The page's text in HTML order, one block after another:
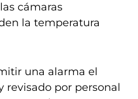
cámaras
la temperatura
una alarma el
revisado por personal